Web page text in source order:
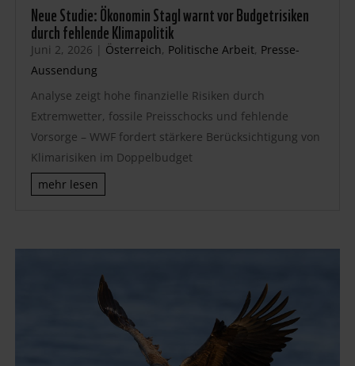
Neue Studie: Ökonomin Stagl warnt vor Budgetrisiken
durch fehlende Klimapolitik
Juni 2, 2026 | Österreich, Politische Arbeit, Presse-
Aussendung
Analyse zeigt hohe finanzielle Risiken durch
Extremwetter, fossile Preisschocks und fehlende
Vorsorge – WWF fordert stärkere Berücksichtigung von
Klimarisiken im Doppelbudget
mehr lesen